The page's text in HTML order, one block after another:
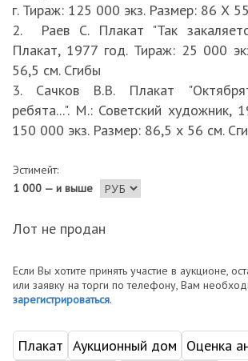
г. Тираж: 125 000 экз. Размер: 86 Х
2. Раев С. Плакат "Так
Плакат, 1977 год. Тираж: 25 000
56,5 см. Сгибы
3. Сачков В.В. Плакат
ребята...". М.: Советский художник,
150 000 экз. Размер: 86,5 х 56 см.
Эстимейт:
1 000 — и выше
Лот не продан
Если Вы хотите принять участие в аукционе,
или заявку на торги по телефону, Вам
зарегистрироваться.
Плакат Аукционный дом
Оценка